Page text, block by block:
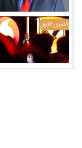
الفريق الأول